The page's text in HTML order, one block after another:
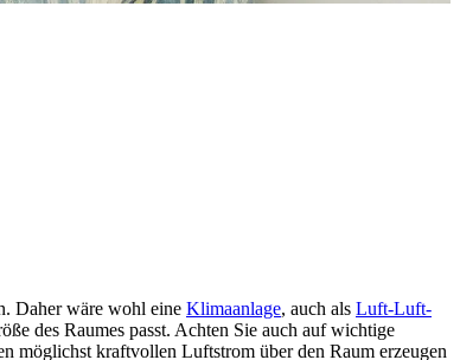
Daher wäre wohl eine Klimaanlage, auch als Luft-Luft-
des Raumes passt. Achten Sie auch auf wichtige
möglichst kraftvollen Luftstrom über den Raum erzeugen